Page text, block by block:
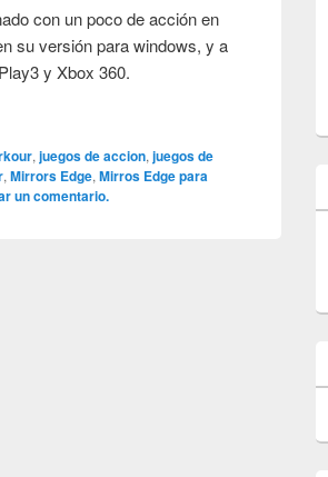
con un poco de acción en
su versión para windows, y a
y Xbox 360.
,juegos de accion,juegos de
,Mirrors Edge,Mirros Edge para
un comentario.